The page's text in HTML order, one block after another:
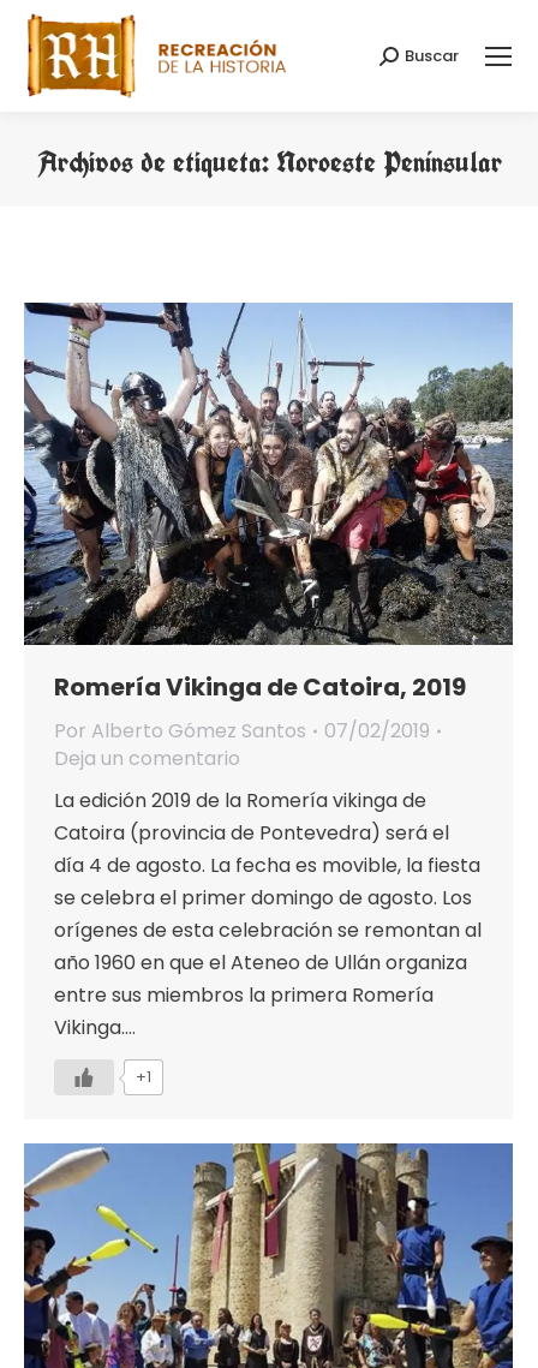
Buscar:
Buscar
Archivos de etiqueta: Noroeste Penínsular
Romería Vikinga de Catoira, 2019
Por Alberto Gómez Santos
07/02/2019
Deja un comentario
La edición 2019 de la Romería vikinga de
Catoira (provincia de Pontevedra) será el
día 4 de agosto. La fecha es movible, la fiesta
se celebra el primer domingo de agosto. Los
orígenes de esta celebración se remontan al
año 1960 en que el Ateneo de Ullán organiza
entre sus miembros la primera Romería
Vikinga.…
+1